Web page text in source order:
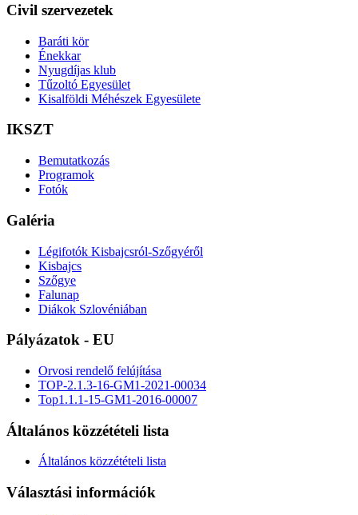
Civil szervezetek
Baráti kör
Énekkar
Nyugdíjas klub
Tűzoltó Egyesület
Kisalföldi Méhészek Egyesülete
IKSZT
Bemutatkozás
Programok
Fotók
Galéria
Légifotók Kisbajcsról-Szőgyéről
Kisbajcs
Szőgye
Falunap
Diákok Szlovéniában
Pályázatok - EU
Orvosi rendelő felújítása
TOP-2.1.3-16-GM1-2021-00034
Top1.1.1-15-GM1-2016-00007
Általános közzétételi lista
Általános közzétételi lista
Választási információk